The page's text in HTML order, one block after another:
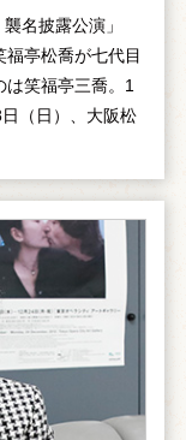
名披露公演」
亭松喬が七代目
は笑福亭三喬。1
（日）、大阪松